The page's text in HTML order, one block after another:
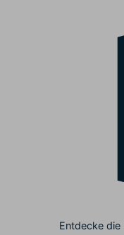
Entdecke